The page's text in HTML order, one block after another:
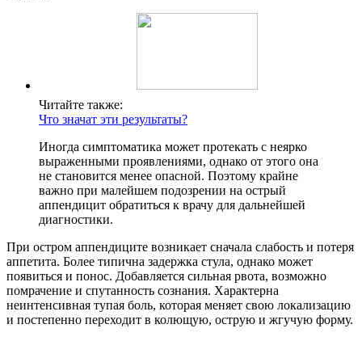
Читайте также:
Что значат эти результаты?
Иногда симптоматика может протекать с неярко
выраженными проявлениями, однако от этого она
не становится менее опасной. Поэтому крайне
важно при малейшем подозрении на острый
аппендицит обратиться к врачу для дальнейшей
диагностики.
При остром аппендиците возникает сначала слабость и потеря
аппетита. Более типична задержка стула, однако может
появиться и понос. Добавляется сильная рвота, возможно
помрачение и спутанность сознания. Характерна
неинтенсивная тупая боль, которая меняет свою локализацию
и постепенно переходит в колющую, острую и жгучую форму.